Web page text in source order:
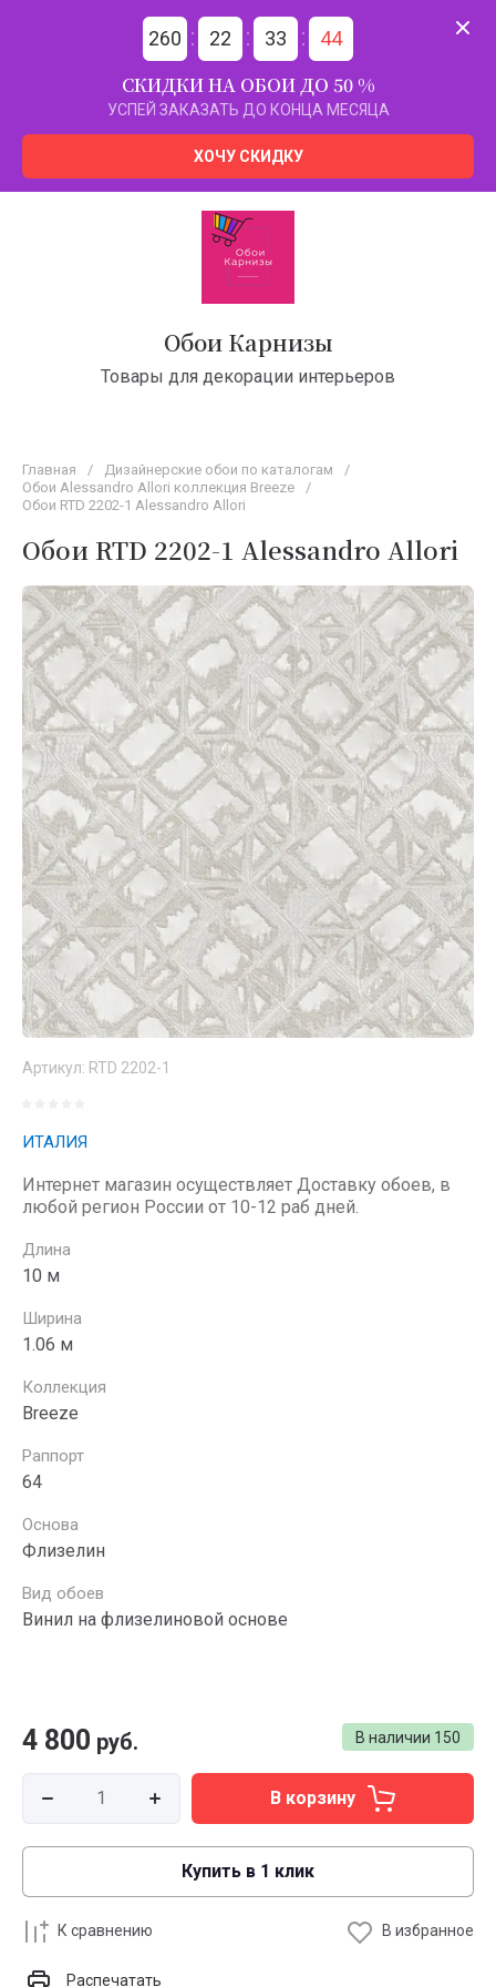
260 22 33 44
СКИДКИ НА ОБОИ ДО 50 %
УСПЕЙ ЗАКАЗАТЬ ДО КОНЦА МЕСЯЦА
ХОЧУ СКИДКУ
Обои Карнизы
Товары для декорации интерьеров
Главная / Дизайнерские обои по каталогам
/
Обои Alessandro Allori коллекция Breeze
/
Обои RTD 2202-1 Alessandro Allori
Обои RTD 2202-1 Alessandro Allori
Артикул: RTD 2202-1
ИТАЛИЯ
Интернет магазин осуществляет Доставку обоев, в
любой регион России от 10-12 раб дней.
Длина
10 м
Ширина
1.06 м
Коллекция
Breeze
Раппорт
64
Основа
Флизелин
Вид обоев
Винил на флизелиновой основе
В наличии 150
4 800 руб.
В корзину
Купить в 1 клик
К сравнению В избранное
Распечатать